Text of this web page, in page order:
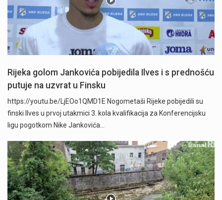
Rijeka golom Jankovića pobijedila Ilves i s prednošću
putuje na uzvrat u Finsku
https://youtu.be/LjEOo1QMD1E Nogometaši Rijeke pobijedili su
finski Ilves u prvoj utakmici 3. kola kvalifikacija za Konferencijsku
ligu pogotkom Nike Jankovića…